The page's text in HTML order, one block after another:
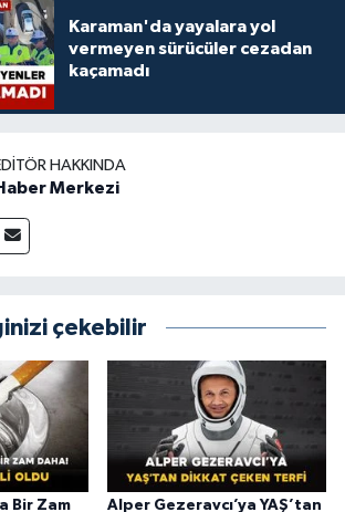
Karaman'da yayalara yol
vermeyen sürücüler cezadan
kaçamadı
HAKKINDA
Merkezi
çekebilir
Bir Zam
Alper Gezeravcı’ya YAŞ’tan